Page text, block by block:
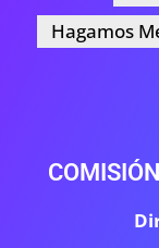
Hagamos